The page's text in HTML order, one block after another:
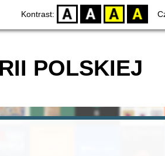
Kontrast: D BW YB BY
POLSKIEJ